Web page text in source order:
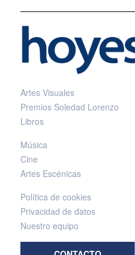
Artes Visuales
Premios Soledad Lorenzo
Libros
Música
Cine
Artes Escénicas
Política de cookies
Privacidad de datos
Nuestro equipo